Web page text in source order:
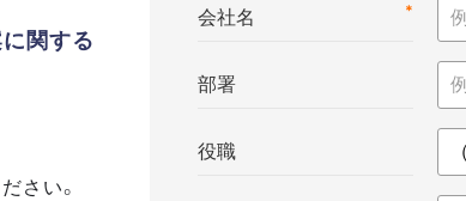
関する
さい。
*
会社名
部署
役職